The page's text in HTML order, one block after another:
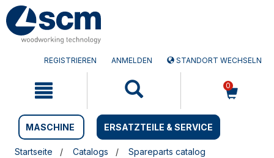
Zum
Inhalt
springen
Zum
Navigationsmen�
springen
REGISTRIEREN ANMELDEN STANDORT WECHSELN
0
MASCHINE ERSATZTEILE & SERVICE
Startseite Catalogs
Spareparts catalog